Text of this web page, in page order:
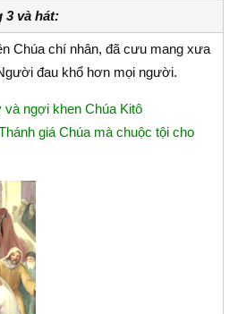
3 và hát:
Chúa chí nhân, đã cưu mang xưa
đau khổ hơn mọi người.
và ngợi khen Chúa Kitô
giá Chúa mà chuộc tội cho